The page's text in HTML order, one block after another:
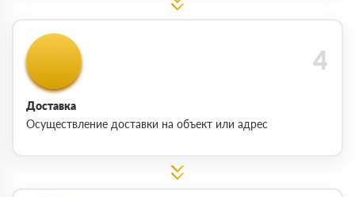
Доставка
Осуществление доставки на объект или адрес